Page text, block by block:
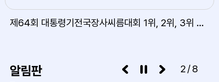
제64회 대통령기전국장사씨름대회 1위, 2위, 3위 입상
알림판 3/8